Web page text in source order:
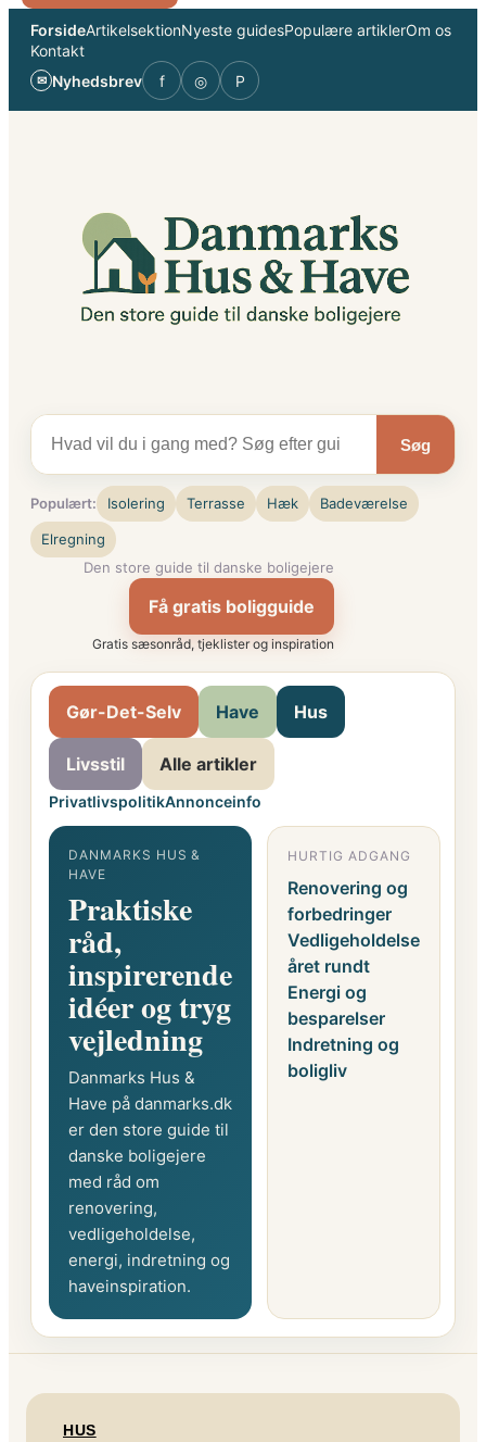
Spring
indhold
ForsideArtikelsektionNyeste guidesPopulære artiklerOm os
Kontakt
✉ Nyhedsbrev f ◎ P
Søg
Populært: Isolering Terrasse Hæk Badeværelse
Elregning
Den store guide til danske boligejere
Få gratis boligguide
Gratis sæsonråd, tjeklister og inspiration
Gør-Det-Selv Have Hus
Livsstil Alle artikler
PrivatlivspolitikAnnonceinfo
DANMARKS HUS &
HAVE
Praktiske
råd,
inspirerende
idéer og tryg
vejledning
Danmarks Hus &
Have på danmarks.dk
er den store guide til
danske boligejere
med råd om
renovering,
vedligeholdelse,
energi, indretning og
haveinspiration.
HURTIG ADGANG
Renovering og
forbedringer
Vedligeholdelse
året rundt
Energi og
besparelser
Indretning og
boligliv
HUS